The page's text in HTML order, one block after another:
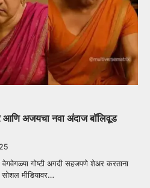
अजयचा नवा अंदाज बॉलिवूड
गोष्टी अगदी सहजपणे शेअर करताना
मीडियावर…